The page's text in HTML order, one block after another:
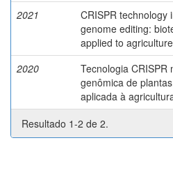
2021
CRISPR technology
genome editing:
applied to
2020
Tecnologia CRISPR
genômica de
aplicada à
Resultado 1-2 de 2.